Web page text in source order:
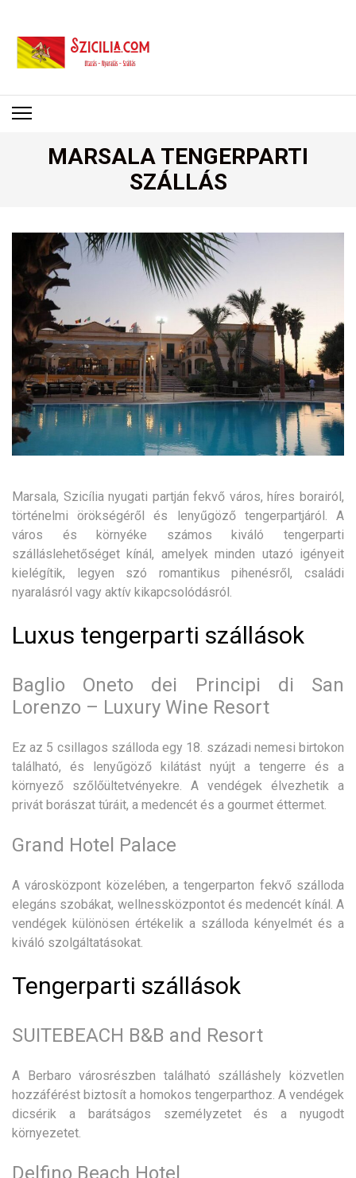
SZICÍLIA
MARSALA TENGERPARTI
SZÁLLÁS
Marsala, Szicília nyugati partján fekvő város, híres borairól,
történelmi örökségéről és lenyűgöző tengerpartjáról. A
város és környéke számos kiváló tengerparti
szálláslehetőséget kínál, amelyek minden utazó igényeit
kielégítik, legyen szó romantikus pihenésről, családi
nyaralásról vagy aktív kikapcsolódásról.
Luxus tengerparti szállások
Baglio Oneto dei Principi di San
Lorenzo – Luxury Wine Resort
Ez az 5 csillagos szálloda egy 18. századi nemesi birtokon
található, és lenyűgöző kilátást nyújt a tengerre és a
környező szőlőültetvényekre. A vendégek élvezhetik a
privát borászat túráit, a medencét és a gourmet éttermet.
Grand Hotel Palace
A városközpont közelében, a tengerparton fekvő szálloda
elegáns szobákat, wellnessközpontot és medencét kínál. A
vendégek különösen értékelik a szálloda kényelmét és a
kiváló szolgáltatásokat.
Tengerparti szállások
SUITEBEACH B&B and Resort
A Berbaro városrészben található szálláshely közvetlen
hozzáférést biztosít a homokos tengerparthoz. A vendégek
dicsérik a barátságos személyzetet és a nyugodt
környezetet.
Delfino Beach Hotel